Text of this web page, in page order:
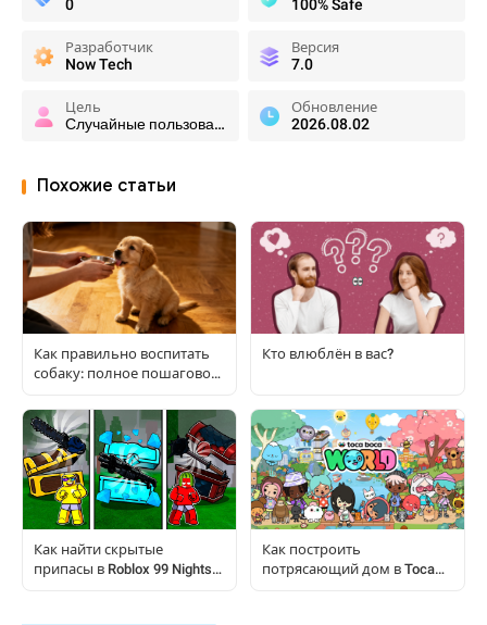
0 100% Safe
Разработчик
Now Tech
Версия
7.0
Цель
Случайные пользователи
Обновление
2026.08.02
Похожие статьи
Как правильно воспитать
собаку: полное пошаговое
начинающих
Кто влюблён в вас?
Как найти скрытые
припасы в Roblox 99 Nights
Как построить
потрясающий дом в Toca